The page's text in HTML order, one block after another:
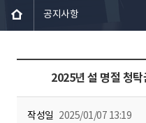
공지사항
2025년 설 명절 청
작성일 2025/01/07 13:19